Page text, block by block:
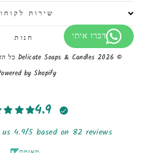
שירות
חנות
© 2026 Delicate Soaps & Candles כל הזכויות שמורות לטלי וינטר
by Shopify
4.9
4.9/5 based on 82 reviews.